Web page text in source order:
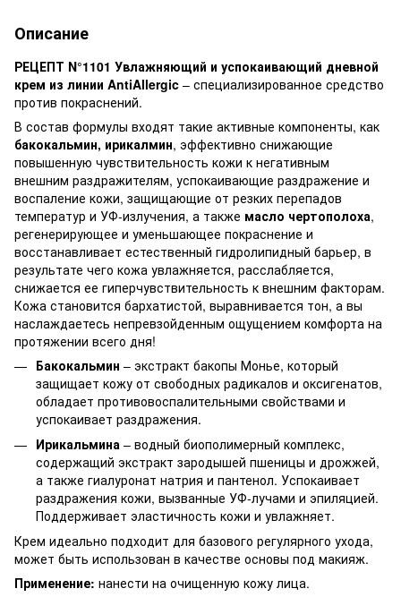
Описание
РЕЦЕПТ N°1101 Увлажняющий и успокаивающий дневной
крем из линии AntiAllergic – специализированное средство
против покраснений.
В состав формулы входят такие активные компоненты, как
бакокальмин, ирикалмин, эффективно снижающие
повышенную чувствительность кожи к негативным
внешним раздражителям, успокаивающие раздражение и
воспаление кожи, защищающие от резких перепадов
температур и УФ-излучения, а также масло чертополоха,
регенерирующее и уменьшающее покраснение и
восстанавливает естественный гидролипидный барьер, в
результате чего кожа увлажняется, расслабляется,
снижается ее гиперчувствительность к внешним факторам.
Кожа становится бархатистой, выравнивается тон, а вы
наслаждаетесь непревзойденным ощущением комфорта на
протяжении всего дня!
Бакокальмин – экстракт бакопы Монье, который
защищает кожу от свободных радикалов и оксигенатов,
обладает противовоспалительными свойствами и
успокаивает раздражения.
Ирикальмина – водный биополимерный комплекс,
содержащий экстракт зародышей пшеницы и дрожжей,
а также гиалуронат натрия и пантенол. Успокаивает
раздражения кожи, вызванные УФ-лучами и эпиляцией.
Поддерживает эластичность кожи и увлажняет.
Крем идеально подходит для базового регулярного ухода,
может быть использован в качестве основы под макияж.
Применение: нанести на очищенную кожу лица.